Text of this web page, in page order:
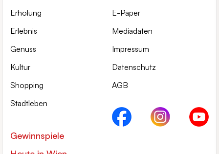
Erholung
Erlebnis
Genuss
Kultur
Shopping
Stadtleben
Gewinnspiele
E-Paper
Mediadaten
Impressum
Datenschutz
AGB